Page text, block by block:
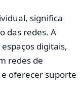
significa
das redes. A
digitais,
redes de
oferecer suporte